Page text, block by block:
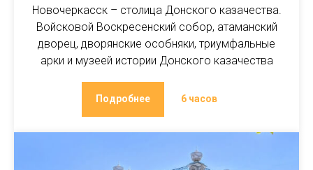
Новочеркасск – столица Донского казачества.
Войсковой Воскресенский собор, атаманский
дворец, дворянские особняки, триумфальные
арки и музеей истории Донского казачества
Подробнее 6 часов